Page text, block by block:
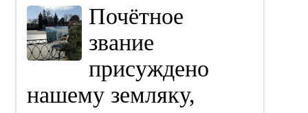
Почётное
звание
присуждено
нашему земляку,